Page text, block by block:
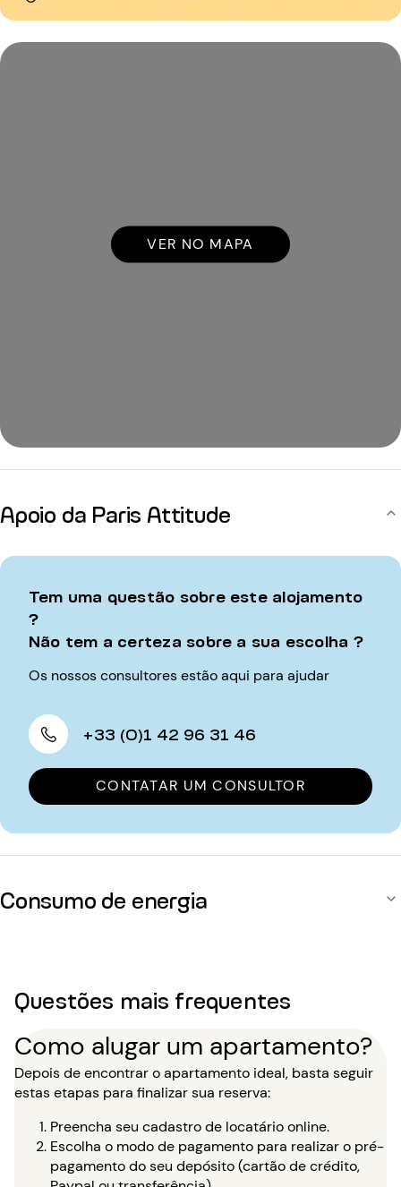
VER NO MAPA
Apoio da Paris Attitude
Tem uma questão sobre este alojamento
?
Não tem a certeza sobre a sua escolha ?
Os nossos consultores estão aqui para ajudar
+33 (0)1 42 96 31 46
CONTATAR UM CONSULTOR
Consumo de energia
Questões mais frequentes
Como alugar um apartamento?
Depois de encontrar o apartamento ideal, basta seguir
estas etapas para finalizar sua reserva:
Preencha seu cadastro de locatário online.
Escolha o modo de pagamento para realizar o pré-
pagamento do seu depósito (cartão de crédito,